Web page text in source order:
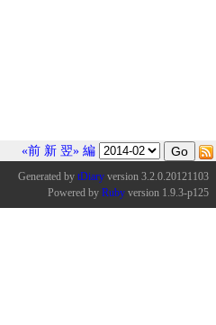
«前 新 翌» 編
Generated by tDiary version 3.2.0.20121103
Powered by Ruby version 1.9.3-p125